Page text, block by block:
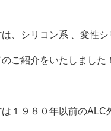
、シリコン系 、変性
ご紹介をいたしました
１９８０年以前の